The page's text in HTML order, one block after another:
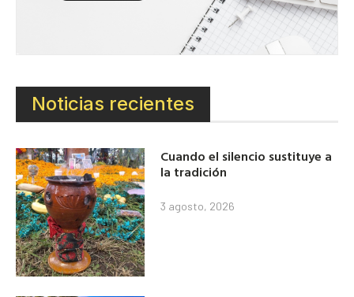
Noticias recientes
Cuando el silencio sustituye a
la tradición
3 agosto, 2026